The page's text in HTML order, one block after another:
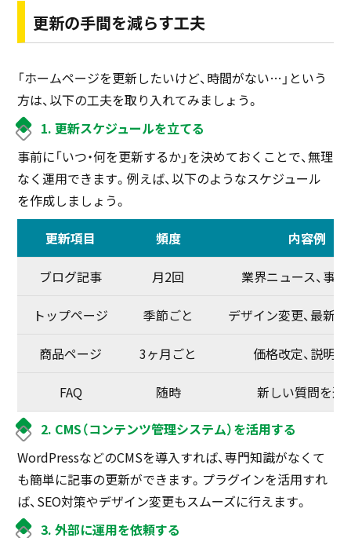
更新の手間を減らす工夫
「ホームページを更新したいけど、時間がない…」という
方は、以下の工夫を取り入れてみましょう。
1. 更新スケジュールを立てる
事前に「いつ・何を更新するか」を決めておくことで、無理
なく運用できます。例えば、以下のようなスケジュール
を作成しましょう。
更新項目
頻度 内容例
ブログ記事 月2回 業界ニュース、事
トップページ 季節ごと デザイン変更、最新
商品ページ 3ヶ月ごと 価格改定、説明
FAQ 随時
新しい質問を追
2. CMS（コンテンツ管理システム）を活用する
WordPressなどのCMSを導入すれば、専門知識がなくて
も簡単に記事の更新ができます。プラグインを活用すれ
ば、SEO対策やデザイン変更もスムーズに行えます。
3. 外部に運用を依頼する